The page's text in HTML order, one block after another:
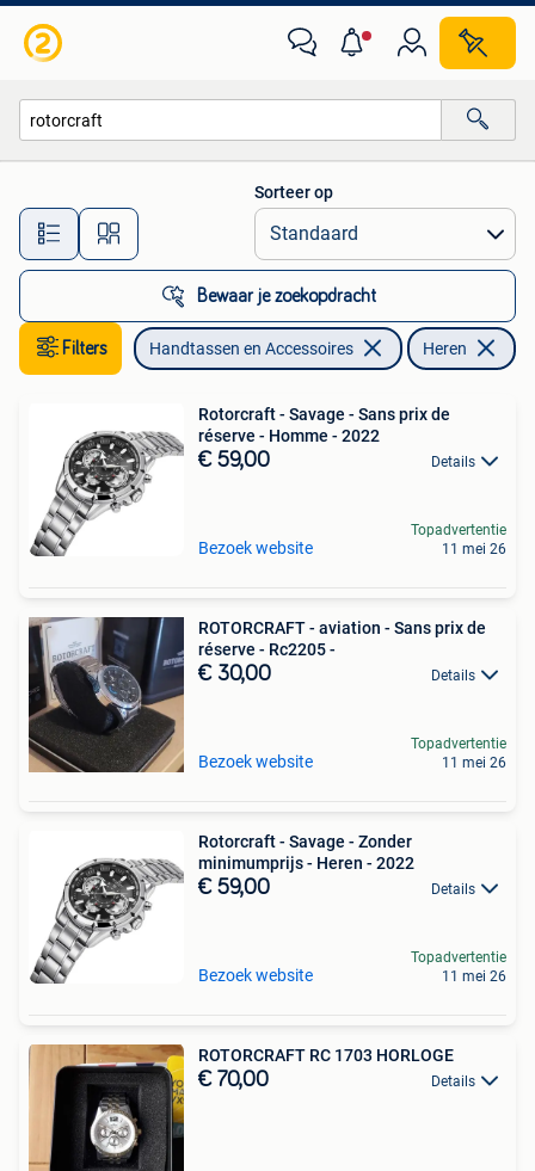
Alle afstanden…
Sorteer op
Bewaar je zoekopdracht
Filters Handtassen en Accessoires Heren
Rotorcraft - Savage - Sans prix de
réserve - Homme - 2022
€ 59,00 Details
Bezoek website
Topadvertentie
11 mei 26
ROTORCRAFT - aviation - Sans prix de
réserve - Rc2205 -
€ 30,00 Details
Bezoek website
Topadvertentie
11 mei 26
Rotorcraft - Savage - Zonder
minimumprijs - Heren - 2022
€ 59,00 Details
Bezoek website
Topadvertentie
11 mei 26
ROTORCRAFT RC 1703 HORLOGE
€ 70,00 Details